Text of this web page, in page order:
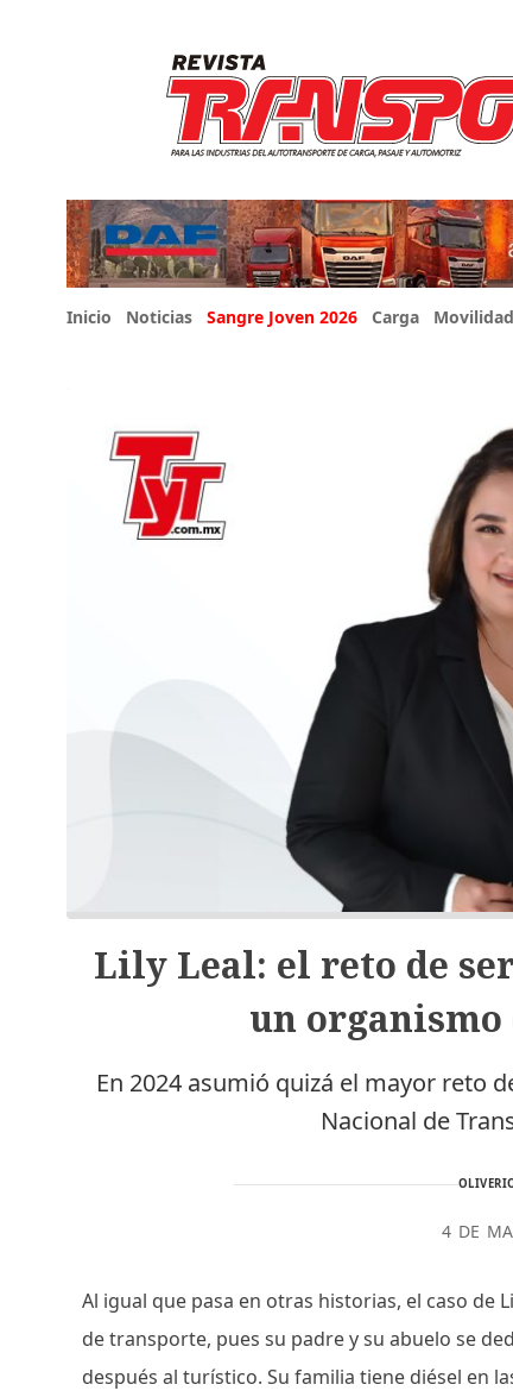
Inicio Noticias Sangre Joven 2026 Carga Movilidad
Lily Leal: el reto de
un
En 2024 asumió quizá el mayor reto
Nacional de
4 DE
Al igual que pasa en otras historias, el caso de
de transporte, pues su padre y su abuelo se
después al turístico. Su familia tiene diésel en